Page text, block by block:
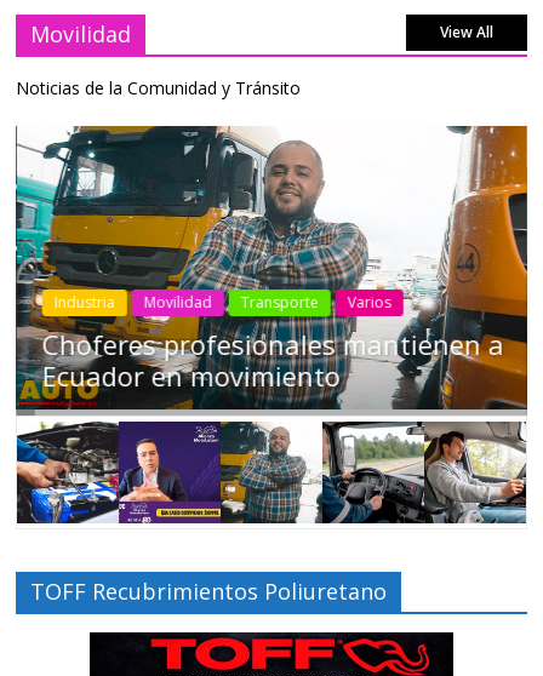
Movilidad View All
Noticias de la Comunidad y Tránsito
Industria Movilidad Transporte Varios
Choferes profesionales mantienen a
Ecuador en movimiento
TOFF Recubrimientos Poliuretano